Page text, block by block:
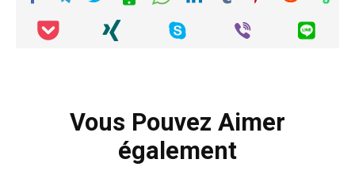
Vous Pouvez Aimer
également